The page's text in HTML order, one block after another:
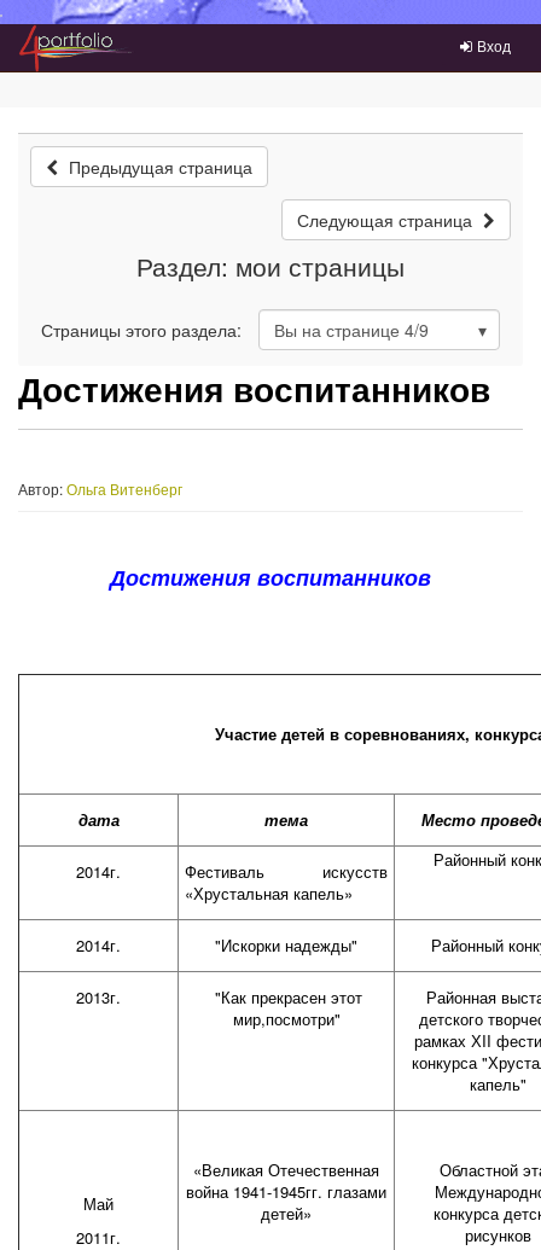
Преейти на главное меню
Вход
Предыдущая страница
Следующая страница
Раздел: мои страницы
Страницы этого раздела: Вы на странице 4/9
Достижения воспитанников
Автор:Ольга Витенберг
Достижения воспитанников
Участие детей в соревнованиях,
дата тема Место
2014г.
Фестиваль искусств
«Хрустальная капель»
Районный
2014г. "Искорки надежды" Районный
2013г.
"Как прекрасен этот
мир,посмотри"
Районная
детского
рамках ХII
конкурса
капель"
Май
2011г.
«Великая Отечественная
война 1941-1945гг. глазами
детей»
Областной
конкурса
рисунков